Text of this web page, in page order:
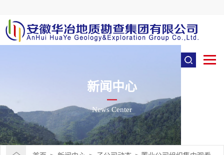
新闻中心
News Center